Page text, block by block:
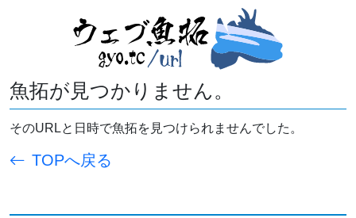
魚拓が見つかりません。
そのURLと日時で魚拓を見つけられませんでした。
TOPへ戻る